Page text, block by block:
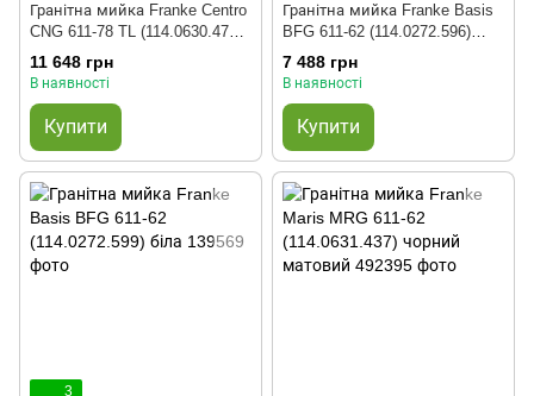
Гранітна мийка Franke Centro
CNG 611-78 TL (114.0630.477)
сірий камінь ліва
11 648 грн
В наявності
Купити
Гранітна мийка Franke Basis
BFG 611-62 (114.0272.596)
сахара
7 488 грн
В наявності
Купити
3